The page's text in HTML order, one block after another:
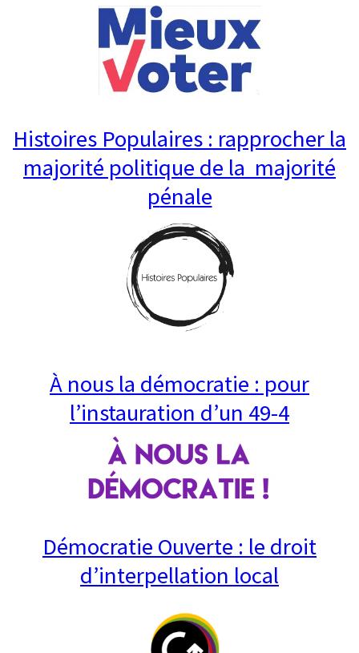
Histoires Populaires : rapprocher la
majorité politique de la majorité
pénale
À nous la démocratie : pour
l’instauration d’un 49-4
Démocratie Ouverte : le droit
d’interpellation local